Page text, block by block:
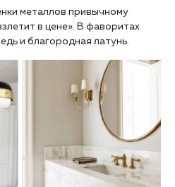
металлов привычному
в цене». В фаворитах
и благородная латунь.